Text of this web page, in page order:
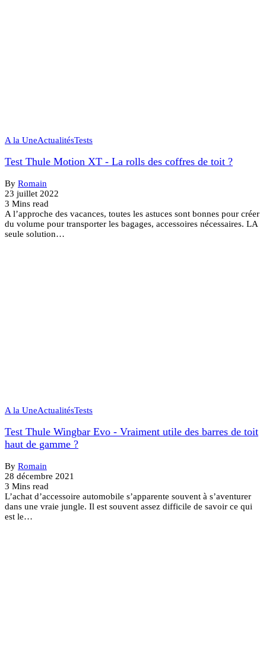
A la UneActualitésTests
Test Thule Motion XT - La rolls des coffres de toit ?
By Romain
23 juillet 2022
3 Mins read
A l’approche des vacances, toutes les astuces sont bonnes pour créer
du volume pour transporter les bagages, accessoires nécessaires. LA
seule solution…
A la UneActualitésTests
Test Thule Wingbar Evo - Vraiment utile des barres de toit
haut de gamme ?
By Romain
28 décembre 2021
3 Mins read
L’achat d’accessoire automobile s’apparente souvent à s’aventurer
dans une vraie jungle. Il est souvent assez difficile de savoir ce qui
est le…